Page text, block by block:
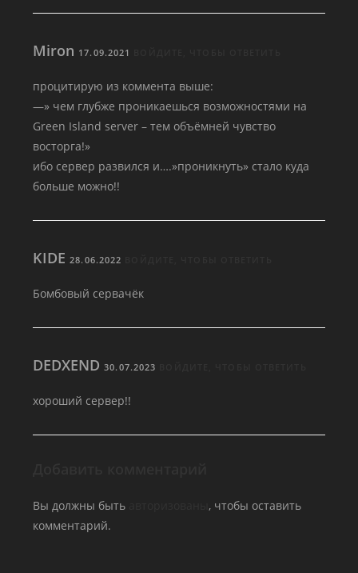
Miron 17.09.2021
процитирую из коммента выше:
—» чем глубже проникаешься возможностями на
Green Island server – тем объёмней чувство
восторга!»
ибо сервер развился и….»проникнуть» стало куда
больше можно!!
KIDE 28.06.2022
Бомбовый сервачёк
DEDXEND30.07.2023
хороший сервер!!
Вы должны быть
, чтобы оставить
комментарий.